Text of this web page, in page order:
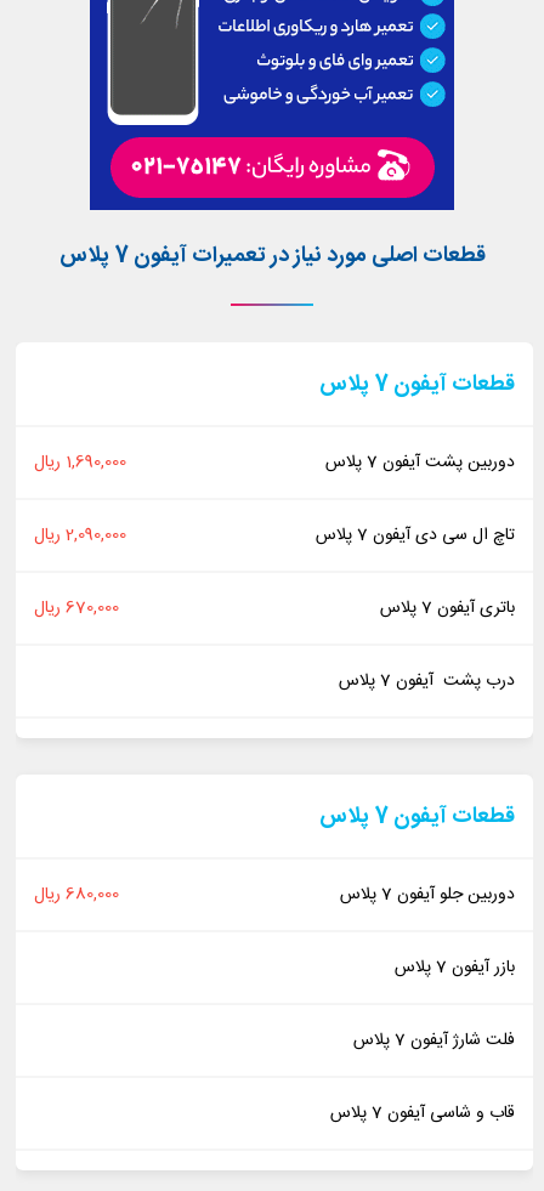
قطعات اصلی مورد نیاز در تعمیرات آیفون 7 پلاس
قطعات آیفون 7 پلاس
دوربین پشت آیفون 7 پلاس 1,690,000 ریال
تاچ ال سی دی آیفون 7 پلاس 2,090,000 ریال
باتری آیفون 7 پلاس 670,000 ریال
درب پشت آیفون 7 پلاس
قطعات آیفون 7 پلاس
دوربین جلو آیفون 7 پلاس 680,000 ریال
بازر آیفون 7 پلاس
فلت شارژ آیفون 7 پلاس
قاب و شاسی آیفون 7 پلاس